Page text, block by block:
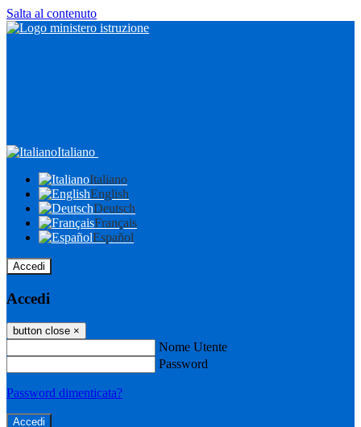
Salta al contenuto
Italiano
Italiano
English
Deutsch
Français
Español
Accedi
Accedi
button close ×
Nome Utente
Password
Password dimenticata?